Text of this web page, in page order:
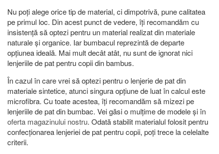
Nu poți alege orice tip de material, ci dimpotrivă, pune calitatea
pe primul loc. Din acest punct de vedere, îți recomandăm cu
insistență să optezi pentru un material realizat din materiale
naturale și organice. Iar bumbacul reprezintă de departe
opțiunea ideală. Mai mult decât atât, nu sunt de ignorat nici
lenjeriile de pat pentru copii din bambus.
În cazul în care vrei să optezi pentru o lenjerie de pat din
materiale sintetice, atunci singura opțiune de luat în calcul este
microfibra. Cu toate acestea, îți recomandăm să mizezi pe
lenjeriile de pat din bumbac. Vei găsi o mulțime de modele și în
oferta magazinului nostru. Odată stabilit materialul folosit pentru
confecționarea lenjeriei de pat pentru copii, poți trece la celelalte
criterii.